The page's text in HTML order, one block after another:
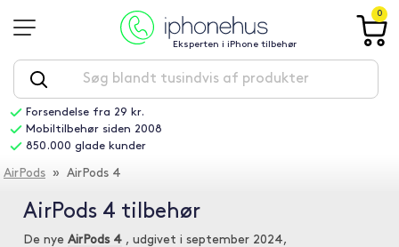
Eksperten i iPhone tilbehør
0
Forsendelse fra 29 kr.
Mobiltilbehør siden 2008
850.000 glade kunder
AirPods » AirPods 4
AirPods 4 tilbehør
De nye AirPods 4 , udgivet i september 2024,